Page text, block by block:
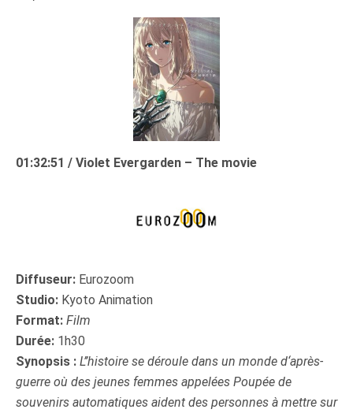
01:32:51 / Violet Evergarden – The movie
Diffuseur: Eurozoom
Studio: Kyoto Animation
Format: Film
Durée: 1h30
Synopsis : L’’histoire se déroule dans un monde d‘après-
guerre où des jeunes femmes appelées Poupée de
souvenirs automatiques aident des personnes à mettre sur